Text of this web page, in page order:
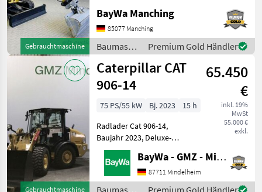
Gebrauchtmaschine
Steuerkreis - hydr.
Schnellwechsler System
MS03 - 4 Rollen Laufwerk -
Sticksteer - Zusatzballast -
LED Arbe
BayWa Manching
85077 Manching
Baumaschinen
/
Caterpillar
Premium Gold Händler
Gebrauchtmaschine
Caterpillar CAT
906-14
65.450
€
inkl. 19%
MwSt
55.000 €
exkl.
75 PS/55 kW Bj. 2023
15 h
Radlader Cat 906-14,
Baujahr 2023, Deluxe-
Kabine, DAB Plus Radio inkl.
Bluetooth und Mikrofon,
beheizbare, elektrisch
einstellbare Außenspiegel,
BayWa - GMZ - Mindelheim
87711 Mindelheim
BaumaschinenPremium Gold Händler